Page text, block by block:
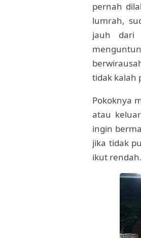
pernah
lumrah,
jauh dari
tidak kalah
Pokoknya
atau
ingin
jika tidak
ikut